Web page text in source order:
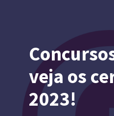
veja os
2023!